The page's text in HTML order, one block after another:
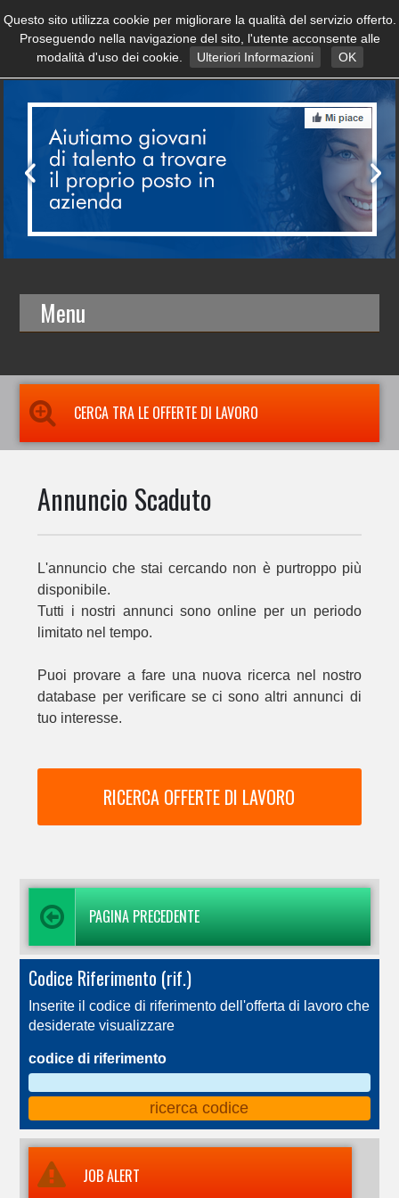
Menu
CERCA TRA LE OFFERTE DI LAVORO
Annuncio Scaduto
L'annuncio che stai cercando non è purtroppo più
disponibile.
Tutti i nostri annunci sono online per un periodo
limitato nel tempo.
Puoi provare a fare una nuova ricerca nel nostro
database per verificare se ci sono altri annunci di
tuo interesse.
RICERCA OFFERTE DI LAVORO
PAGINA PRECEDENTE
Codice Riferimento (rif.)
Inserite il codice di riferimento dell'offerta di lavoro che
desiderate visualizzare
codice di riferimento
JOB ALERT
Questo sito utilizza cookie per migliorare la qualità del servizio offerto.
Proseguendo nella navigazione del sito, l'utente acconsente alle
modalità d'uso dei cookie.
Ulteriori Informazioni OK